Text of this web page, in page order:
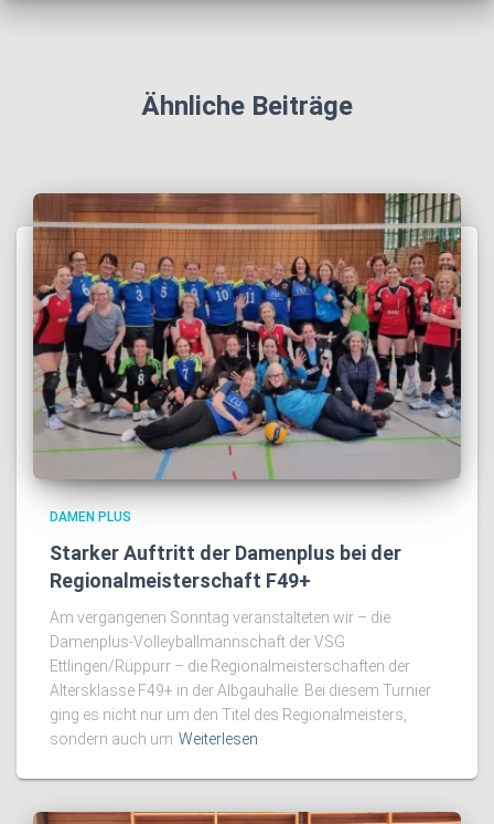
Ähnliche Beiträge
DAMEN PLUS
Starker Auftritt der Damenplus bei der
Regionalmeisterschaft F49+
Am vergangenen Sonntag veranstalteten wir – die
Damenplus-Volleyballmannschaft der VSG
Ettlingen/Rüppurr – die Regionalmeisterschaften der
Altersklasse F49+ in der Albgauhalle. Bei diesem Turnier
ging es nicht nur um den Titel des Regionalmeisters,
sondern auch um Weiterlesen